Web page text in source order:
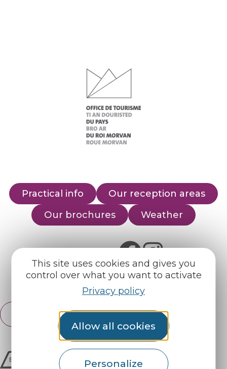
This site uses cookies and gives you
control over what you want to activate
Privacy policy
Allow all cookies
Personalize
Practical info
Our reception areas
Our brochures
Weather
Espace pro Partners
English
Français